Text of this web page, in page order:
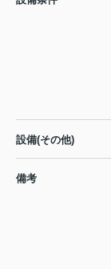
設備(その他)
備考